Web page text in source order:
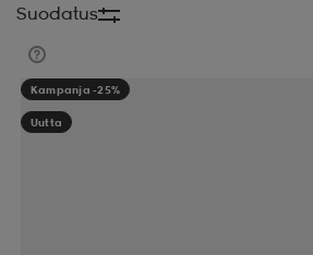
Suodatus
Kampanja -25%
Uutta